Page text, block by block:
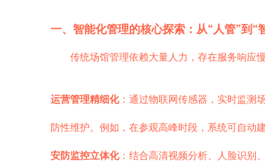
一、智能化管理的核心探索：从“人管”到“
传统场馆管理依赖大量人力，存在服务响应
运营管理精细化：通过物联网传感器，实时监测
防性维护。例如，在参观高峰时段，系统可自动
安防监控立体化：结合高清视频分析、人脸识别